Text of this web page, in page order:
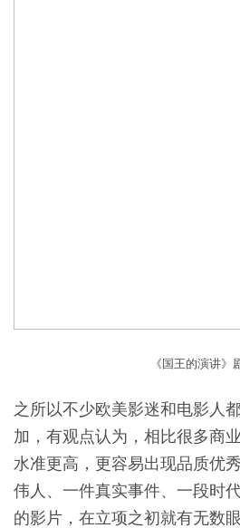
《国王的演讲》
之所以不少欧美影迷和电影人
加，有观点认为，相比很多商
水准更高，更容易出现品质优
伟人、一件真实事件、一段时
的影片，在立项之初就有无数